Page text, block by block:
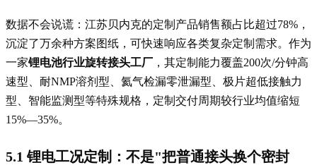
数据不会说谎：江苏贝内克的定制产品销售额占比超过78%，
沉淀了万余种方案图纸，可快速响应各类复杂定制需求。作为
一家锂电池行业旋转接头工厂 ，其定制能力覆盖200次/分钟高
速型、耐NMP溶剂型、氦气检漏零泄漏型、极片超低接触力
型、智能监测型等特殊规格，定制交付周期较行业均值缩短
15%—35%。
5.1 锂电工况定制：不是"把普通接头换个密封